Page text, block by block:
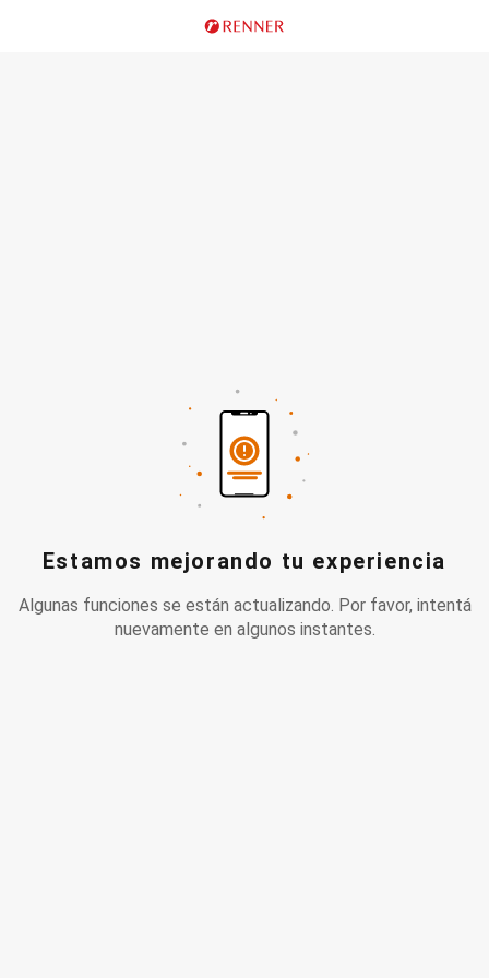
Estamos mejorando tu experiencia
Algunas funciones se están actualizando. Por favor, intentá
nuevamente en algunos instantes.